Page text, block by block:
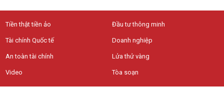
Tiền thật tiền ảo Đầu tư thông minh
Tài chính Quốc tế Doanh nghiệp
An toàn tài chính Lửa thử vàng
Video Tòa soạn